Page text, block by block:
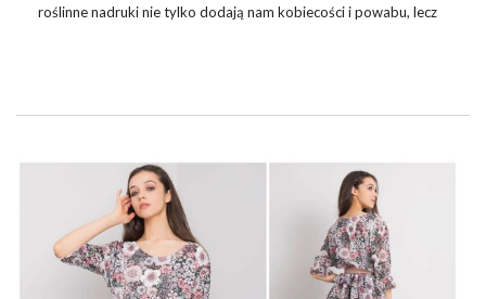
roślinne nadruki nie tylko dodają nam kobiecości i powabu, lecz
FLOWER POWER WIODĄCYM TRENDEM
SEZONU
Choć wokół buchnęła już piękna …